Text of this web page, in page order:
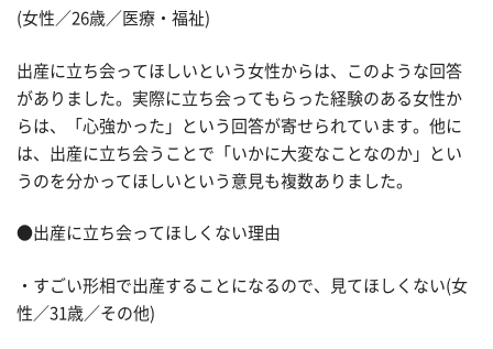
(女性／26歳／医療・福祉)
出産に立ち会ってほしいという女性からは、このような回答
がありました。実際に立ち会ってもらった経験のある女性か
らは、「心強かった」という回答が寄せられています。他に
は、出産に立ち会うことで「いかに大変なことなのか」とい
うのを分かってほしいという意見も複数ありました。
●出産に立ち会ってほしくない理由
・すごい形相で出産することになるので、見てほしくない(女
性／31歳／その他)